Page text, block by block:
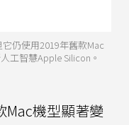
仍使用2019年舊款Mac
工智慧Apple Silicon。
Mac機型顯著變